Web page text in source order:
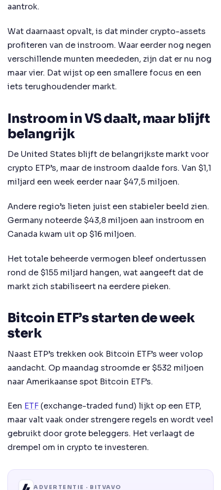
aantrok.
Wat daarnaast opvalt, is dat minder crypto-assets
profiteren van de instroom. Waar eerder nog negen
verschillende munten meededen, zijn dat er nu nog
maar vier. Dat wijst op een smallere focus en een
iets terughoudender markt.
Instroom in VS daalt, maar blijft
belangrijk
De United States blijft de belangrijkste markt voor
crypto ETP’s, maar de instroom daalde fors. Van $1,1
miljard een week eerder naar $47,5 miljoen.
Andere regio’s lieten juist een stabieler beeld zien.
Germany noteerde $43,8 miljoen aan instroom en
Canada kwam uit op $16 miljoen.
Het totale beheerde vermogen bleef ondertussen
rond de $155 miljard hangen, wat aangeeft dat de
markt zich stabiliseert na eerdere pieken.
Bitcoin ETF’s starten de week
sterk
Naast ETP’s trekken ook Bitcoin ETF’s weer volop
aandacht. Op maandag stroomde er $532 miljoen
naar Amerikaanse spot Bitcoin ETF’s.
Een ETF (exchange-traded fund) lijkt op een ETP,
maar valt vaak onder strengere regels en wordt veel
gebruikt door grote beleggers. Het verlaagt de
drempel om in crypto te investeren.
ADVERTENTIE · BITVAVO